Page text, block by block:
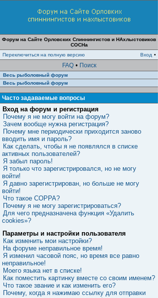
Форум на Сайте Орловских Спиннингистов и НАхлыстовиков
СОСНа
Переключиться на полную версию
Вход •
FAQ • Поиск
Весь рыболовный форум
Весь рыболовный форум
Часто задаваемые вопросы
Вход на форум и регистрация
Почему я не могу войти на форум?
Зачем вообще нужна регистрация?
Почему мне периодически приходится заново
вводить имя и пароль?
Как сделать, чтобы я не появлялся в списке
активных пользователей?
Я забыл пароль!
Я только что зарегистрировался, но не могу
войти!
Я давно зарегистрирован, но больше не могу
войти!
Что такое COPPA?
Почему я не могу зарегистрироваться?
Для чего предназначена функция «Удалить
cookies»?
Параметры и настройки пользователя
Как изменить мои настройки?
На форуме неправильное время!
Я изменил часовой пояс, но время все равно
неправильное!
Моего языка нет в списке!
Как поместить картинку вместе со своим именем?
Что такое звание и как изменить его?
Почему, когда я нажимаю ссылку для отправки